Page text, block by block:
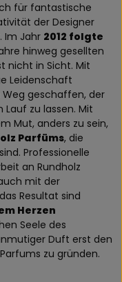
für fantastische
der Designer
Im Jahr 2012 folgte
hinweg gesellten
nicht in Sicht. Mit
Leidenschaft
geschaffen, der
Lauf zu lassen. Mit
Mut, anders zu sein,
Parfüms, die
Professionelle
an Rundholz
mit der
Resultat sind
Herzen
Seele des
Duft erst den
zu gründen.